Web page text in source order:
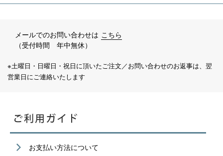
メールでのお問い合わせは こちら
（受付時間 年中無休）
※土曜日・日曜日・祝日に頂いたご注文／お問い合わせのお返事は、翌
営業日にご連絡いたします
お支払い方法について